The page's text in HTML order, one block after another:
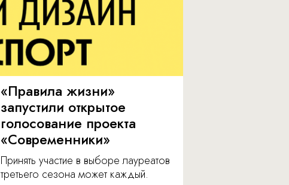
«Правила жизни»
запустили открытое
голосование проекта
«Современники»
Принять участие в выборе лауреатов
третьего сезона может каждый.